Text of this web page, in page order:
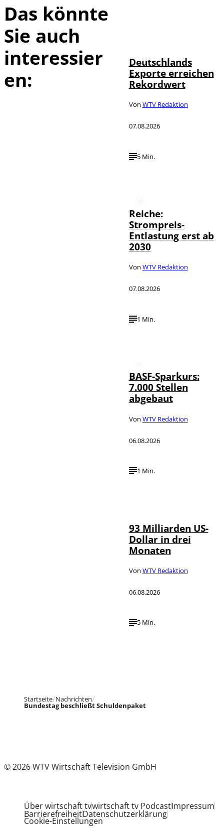
Das könnte
Sie auch
interessier
en:
Deutschlands
Exporte erreichen
Rekordwert
Von WTV Redaktion
07.08.2026
5 Min.
Reiche:
Strompreis-
Entlastung erst ab
2030
Von WTV Redaktion
07.08.2026
1 Min.
BASF-Sparkurs:
7.000 Stellen
abgebaut
Von WTV Redaktion
06.08.2026
1 Min.
93 Milliarden US-
Dollar in drei
Monaten
Von WTV Redaktion
06.08.2026
5 Min.
Startseite Nachrichten
Bundestag beschließt Schuldenpaket
© 2026 WTV Wirtschaft Television GmbH
Über wirtschaft tvwirtschaft tv PodcastImpressum
BarrierefreiheitDatenschutzerklärung
Cookie-Einstellungen